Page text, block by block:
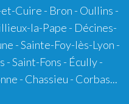
Cuire - Bron - Oullins -
la-Pape - Décines-
-Sainte-Foy-lès-Lyon -
-Saint-Fons - Écully-
- Chassieu - Corbas...